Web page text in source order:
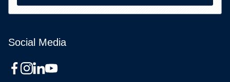
Social Media